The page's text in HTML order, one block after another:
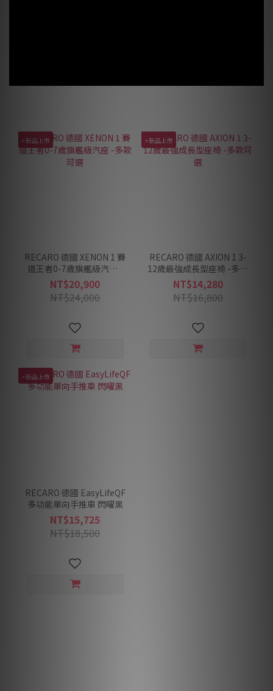
⭐新品上市
RECARO 德國 XENON 1 賽
道王者0-7歲旗艦級汽座 -
多款可選
NT$20,900
NT$24,000
⭐新品上市
RECARO 德國 AXION 1 3-
12歲最強成長型座椅 -多款
可選
NT$14,280
NT$16,800
⭐新品上市
RECARO 德國 EasyLifeQF
多功能單向手推車 閃曜黑
NT$15,725
NT$18,500